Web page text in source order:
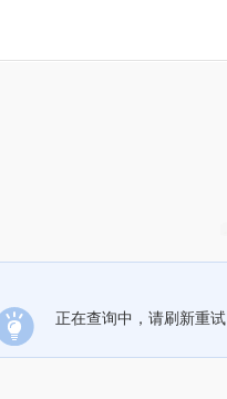
正在查询中，请刷新重试